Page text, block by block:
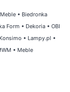
• Biedronka
Form • Dekoria • OBI
Konsimo • Lampy.pl •
• Meble